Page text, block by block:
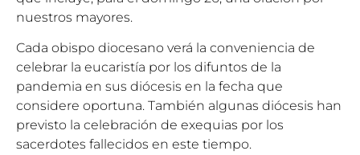
nuestros mayores.
Cada obispo diocesano verá la conveniencia de
celebrar la eucaristía por los difuntos de la
pandemia en sus diócesis en la fecha que
considere oportuna. También algunas diócesis han
previsto la celebración de exequias por los
sacerdotes fallecidos en este tiempo.